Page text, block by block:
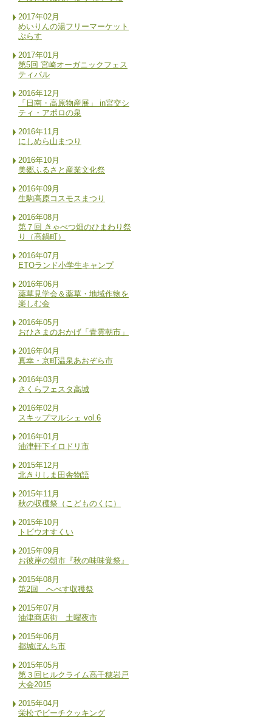
2017年02月
めいりんの湯フリーマーケット
ぷらす
2017年01月
第5回 宮崎オーガニックフェス
ティバル
2016年12月
「日南・高原物産展」 in宮交シ
ティ・アポロの泉
2016年11月
にしめら山まつり
2016年10月
美郷ふるさと産業文化祭
2016年09月
生駒高原コスモスまつり
2016年08月
第７回 きゃべつ畑のひまわり祭
り（高鍋町）
2016年07月
ETOランド小学生キャンプ
2016年06月
薬草見学会＆薬草・地域作物を
楽しむ会
2016年05月
おひさまのおかげ「青雲朝市」
2016年04月
真幸・京町温泉あおぞら市
2016年03月
さくらフェスタ高城
2016年02月
スキップマルシェ vol.6
2016年01月
油津軒下イロドリ市
2015年12月
北きりしま田舎物語
2015年11月
秋の収穫祭（こどものくに）
2015年10月
トビウオすくい
2015年09月
お彼岸の朝市『秋の味味覚祭』
2015年08月
第2回 へべす収穫祭
2015年07月
油津商店街 土曜夜市
2015年06月
都城ぼんち市
2015年05月
第３回ヒルクライム高千穂岩戸
大会2015
2015年04月
栄松でビーチクッキング